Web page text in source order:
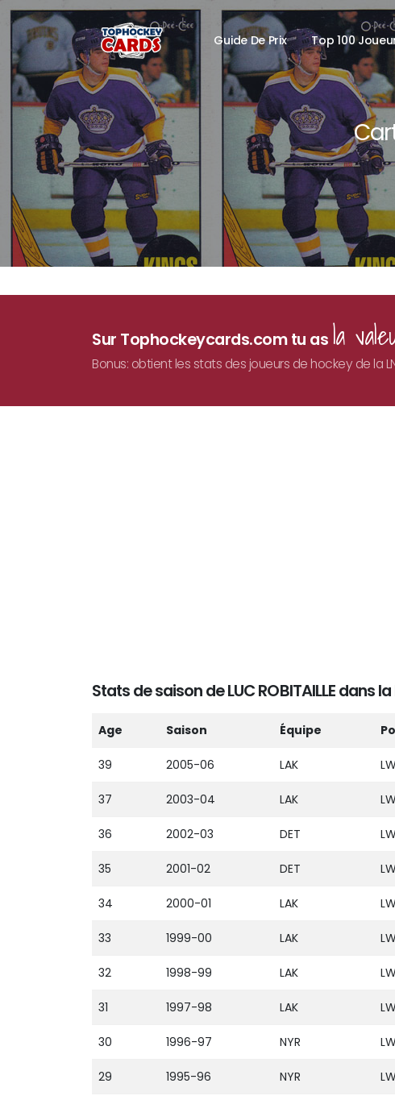
Guide De Prix Top 100
Sur Tophockeycards.com tu as la
Bonus: obtient les stats des joueurs de hockey de la
Stats de saison de LUC ROBITAILLE dans la
Age Saison Équipe
39 2005-06 LAK
37 2003-04 LAK
36 2002-03 DET
35 2001-02 DET
34 2000-01 LAK
33 1999-00 LAK
32 1998-99 LAK
31 1997-98 LAK
30 1996-97 NYR
29 1995-96 NYR